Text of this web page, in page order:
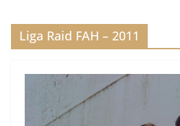
o
o
k
Liga Raid FAH – 2011